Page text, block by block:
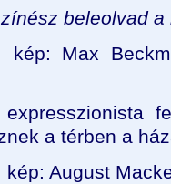
beleolvad a
kép: Max
a térben a
kép: August